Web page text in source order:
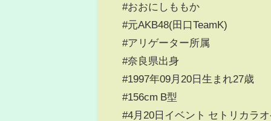
#おおにしももか
#元AKB48(田口TeamK)
#アリゲーター所属
#奈良県出身
#1997年09月20日生まれ27歳
#156cm B型
#4月20日イベント セトリカラ